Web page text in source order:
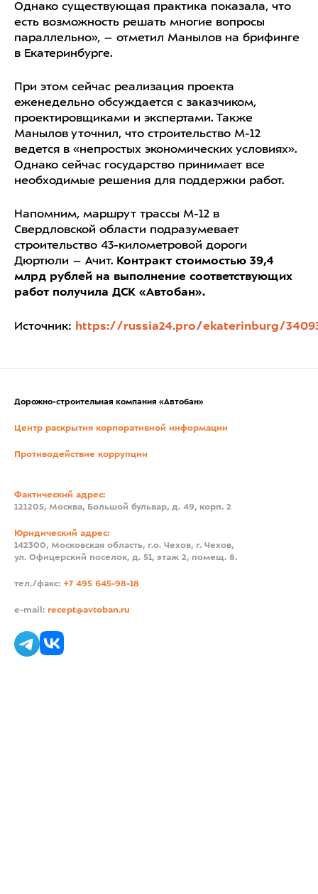
Однако существующая практика показала, что
есть возможность решать многие вопросы
параллельно», – отметил Манылов на брифинге
в Екатеринбурге.
При этом сейчас реализация проекта
еженедельно обсуждается с заказчиком,
проектировщиками и экспертами. Также
Манылов уточнил, что строительство М-12
ведется в «непростых экономических условиях».
Однако сейчас государство принимает все
необходимые решения для поддержки работ.
Напомним, маршрут трассы М-12 в
Свердловской области подразумевает
строительство 43-километровой дороги
Дюртюли – Ачит. Контракт стоимостью 39,4
млрд рублей на выполнение соответствующих
работ получила ДСК «Автобан».
Источник: https://russia24.pro/ekaterinburg/
Дорожно-строительная компания «Автобан»
Центр раскрытия корпоративной информации
Противодействие коррупции
Фактический адрес:
121205, Москва, Большой бульвар, д. 49, корп. 2
Юридический адрес:
142300, Московская область, г.о. Чехов, г. Чехов,
ул. Офицерский поселок, д. 51, этаж 2, помещ. 8.
тел./факс: +7 495 645-98-18
e-mail: recept@avtoban.ru